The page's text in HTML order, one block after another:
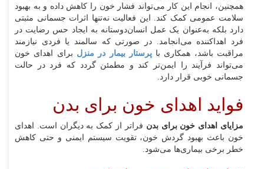
همچنین، انجام این کار می‌تواند فشار خون را کاهش داده و به بهبود
سلامت عمومی کمک کند. این فعالیت نه‌تنها اثرات جسمانی مثبتی
دارد بلکه به‌عنوان یک عمل انسان‌دوستانه به ایجاد حس رضایت در
فرد اهداکننده می‌انجامد. در صورتی که سالمند یا فردی نیازمند
مراقبت باشد، همکاری باپرستار بیمار در منزل برای اهدای خون
می‌تواند فرآیند را ایمن‌تر کند و مطمئن گردد که فرد در حالت
جسمانی خوبی قرار دارد.
فواید اهدای خون برای بدن
مزایای اهدای خون برای بدن فراتر از کمک به دیگران است. اهدای
خون باعث بهبود گردش خون، تقویت سیستم ایمنی و حتی کاهش
خطر برخی بیماری‌ها می‌شود.